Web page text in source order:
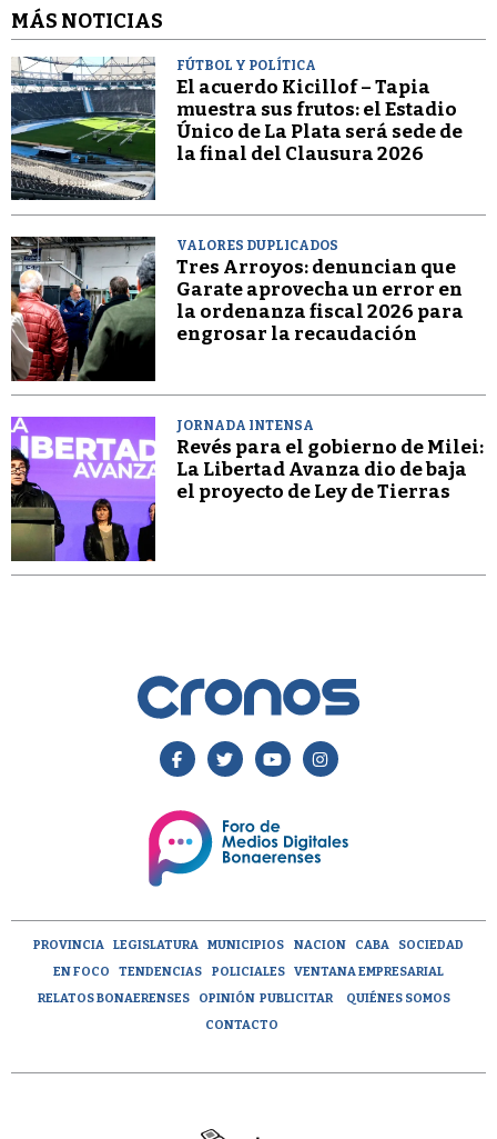
MÁS NOTICIAS
FÚTBOL Y POLÍTICA
El acuerdo Kicillof – Tapia
muestra sus frutos: el Estadio
Único de La Plata será sede de
la final del Clausura 2026
VALORES DUPLICADOS
Tres Arroyos: denuncian que
Garate aprovecha un error en
la ordenanza fiscal 2026 para
engrosar la recaudación
JORNADA INTENSA
Revés para el gobierno de Milei:
La Libertad Avanza dio de baja
el proyecto de Ley de Tierras
PROVINCIA LEGISLATURA MUNICIPIOS NACION CABA
SOCIEDAD
EN FOCO
TENDENCIAS POLICIALES
VENTANA EMPRESARIAL
RELATOS BONAERENSES
OPINIÓN PUBLICITAR
QUIÉNES SOMOS
CONTACTO